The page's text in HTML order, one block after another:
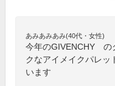
あみあみあみ(40代・女性)
今年のGIVENCHY の
クなアイメイクパレッ
います